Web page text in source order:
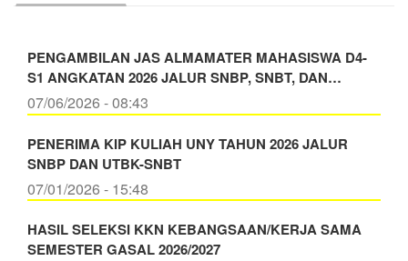
PENGAMBILAN JAS ALMAMATER MAHASISWA D4-
S1 ANGKATAN 2026 JALUR SNBP, SNBT, DAN…
07/06/2026 - 08:43
PENERIMA KIP KULIAH UNY TAHUN 2026 JALUR
SNBP DAN UTBK-SNBT
07/01/2026 - 15:48
HASIL SELEKSI KKN KEBANGSAAN/KERJA SAMA
SEMESTER GASAL 2026/2027